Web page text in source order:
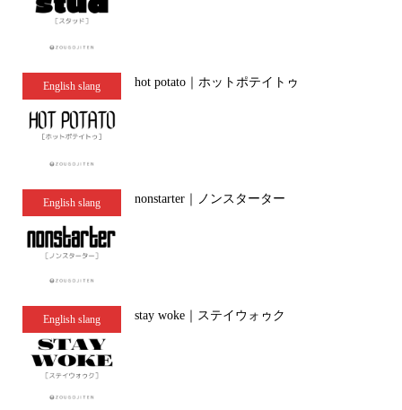
English slang hot potato｜ホットポテイトゥ
English slang nonstarter｜ノンスターター
English slang stay woke｜ステイウォゥク